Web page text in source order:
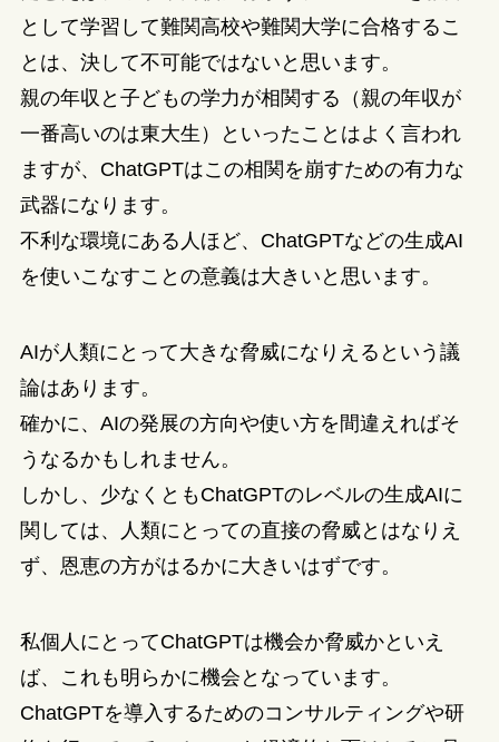
として学習して難関高校や難関大学に合格するこ
とは、決して不可能ではないと思います。
親の年収と子どもの学力が相関する（親の年収が
一番高いのは東大生）といったことはよく言われ
ますが、ChatGPTはこの相関を崩すための有力な
武器になります。
不利な環境にある人ほど、ChatGPTなどの生成AI
を使いこなすことの意義は大きいと思います。
AIが人類にとって大きな脅威になりえるという議
論はあります。
確かに、AIの発展の方向や使い方を間違えればそ
うなるかもしれません。
しかし、少なくともChatGPTのレベルの生成AIに
関しては、人類にとっての直接の脅威とはなりえ
ず、恩恵の方がはるかに大きいはずです。
私個人にとってChatGPTは機会か脅威かといえ
ば、これも明らかに機会となっています。
ChatGPTを導入するためのコンサルティングや研